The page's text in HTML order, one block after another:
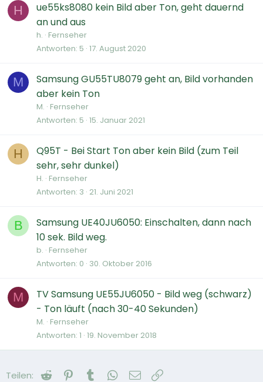
H
ue55ks8080 kein Bild aber Ton, geht dauernd
an und aus
h. Fernseher
Antworten 5 17. August 2020
M
Samsung GU55TU8079 geht an, Bild vorhanden
aber kein Ton
M. Fernseher
Antworten 5 15. Januar 2021
H
Q95T - Bei Start Ton aber kein Bild (zum Teil
sehr, sehr dunkel)
H. Fernseher
Antworten 3 21. Juni 2021
B
Samsung UE40JU6050: Einschalten, dann nach
10 sek. Bild weg.
b. Fernseher
Antworten 0 30. Oktober 2016
M
TV Samsung UE55JU6050 - Bild weg (schwarz)
- Ton läuft (nach 30-40 Sekunden)
M. Fernseher
Antworten 1 19. November 2018
Teilen: Reddit Pinterest
Tumblr WhatsApp
E-Mail